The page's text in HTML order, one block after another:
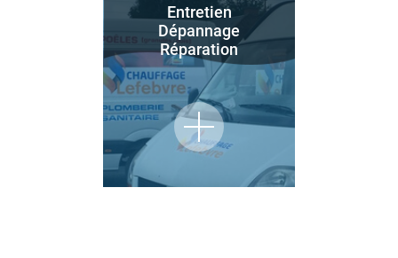
Entretien
Dépannage
Réparation